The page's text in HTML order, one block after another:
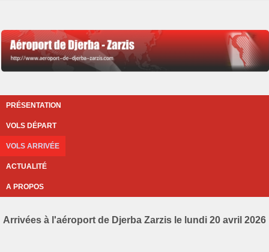
PRÉSENTATION
VOLS DÉPART
VOLS ARRIVÉE
ACTUALITÉ
A PROPOS
Arrivées à l'aéroport de Djerba Zarzis le lundi 20 avril 2026